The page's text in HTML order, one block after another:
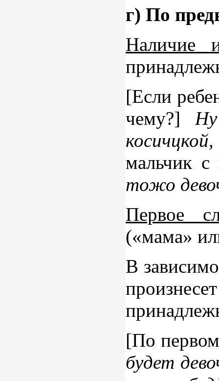
г) По
Наличие
[Если
чему?]
мальчик
тожо
Первое
(«мама»
В
[По
будет